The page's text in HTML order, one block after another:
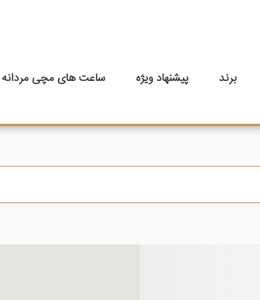
برند پیشنهاد ویژه ساعت های مچی مردانه